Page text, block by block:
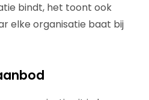
bindt, het toont ook
elke organisatie baat bij